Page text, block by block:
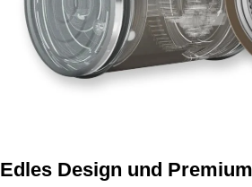
Edles Design und